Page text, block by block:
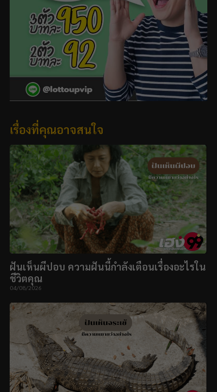
เรื่องที่คุณอาจสนใจ
ฝันเห็นผีปอบ ความฝันนี้กำลังเตือนเรื่องอะไรใน
ชีวิตคุณ
04/08/2026